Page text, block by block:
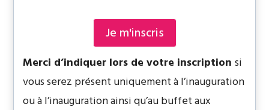
Je m'inscris
Merci d’indiquer lors de votre inscriptionsi
vous serez présent uniquement à l’inauguration
ou à l’inauguration ainsi qu’au buffet aux